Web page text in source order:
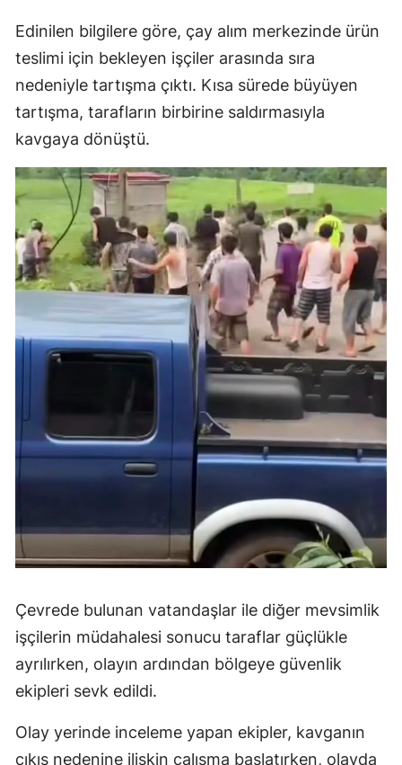
Edinilen bilgilere göre, çay alım merkezinde ürün
teslimi için bekleyen işçiler arasında sıra
nedeniyle tartışma çıktı. Kısa sürede büyüyen
tartışma, tarafların birbirine saldırmasıyla
kavgaya dönüştü.
Çevrede bulunan vatandaşlar ile diğer mevsimlik
işçilerin müdahalesi sonucu taraflar güçlükle
ayrılırken, olayın ardından bölgeye güvenlik
ekipleri sevk edildi.
Olay yerinde inceleme yapan ekipler, kavganın
çıkış nedenine ilişkin çalışma başlatırken, olayda